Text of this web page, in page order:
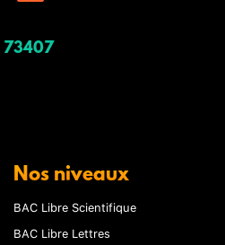
73407
Nos niveaux
BAC Libre Scientifique
BAC Libre Lettres